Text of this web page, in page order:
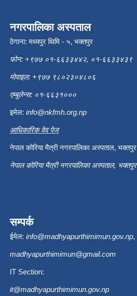
नगरपालिका अस्पताल
ठेगाना: मध्यपुर थिमि - ५, भक्तपुर
फोन: +९७७ ०१-६६३३४४२, ०१-६६३३४३९
मोवाइल: +९७७ ९८०२३०४८०६
एम्बुलेन्स: ०१-६६३१०००
इमेल: info@nkfmh.org.np
आधिकारिक वेव पेज
नेपाल कोरिया मैत्री नगरपालिका अस्पताल, भक्तपुर
नेपाल कोरिया मैत्री नगरपालिका अस्पताल, भक्तपुर
सम्पर्क
ईमेल: info@madhyapurthimimun.gov.np,
madhyapurthimimun@gmail.com
IT Section:
it@madhyapurthimimun.gov.np